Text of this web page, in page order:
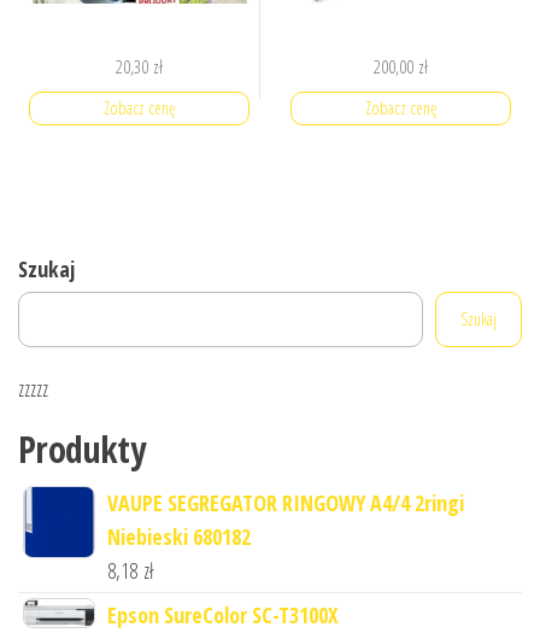
20,30 zł
Zobacz cenę
200,00 zł
Zobacz cenę
Szukaj
Szukaj
zzzzz
Produkty
VAUPE SEGREGATOR RINGOWY A4/4 2ringi
Niebieski 680182
8,18 zł
Epson SureColor SC-T3100X